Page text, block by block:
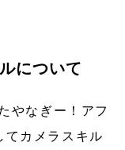
について
やなぎー！アフ
てカメラスキル